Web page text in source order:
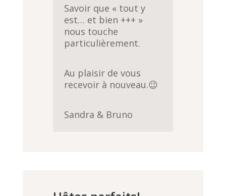
Savoir que « tout y
est… et bien +++ »
nous touche
particulièrement.
Au plaisir de vous
recevoir à nouveau.😉
Sandra & Bruno